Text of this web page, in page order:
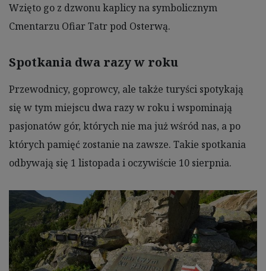
Wzięto go z dzwonu kaplicy na symbolicznym
Cmentarzu Ofiar Tatr pod Osterwą.
Spotkania dwa razy w roku
Przewodnicy, goprowcy, ale także turyści spotykają
się w tym miejscu dwa razy w roku i wspominają
pasjonatów gór, których nie ma już wśród nas, a po
których pamięć zostanie na zawsze. Takie spotkania
odbywają się 1 listopada i oczywiście 10 sierpnia.